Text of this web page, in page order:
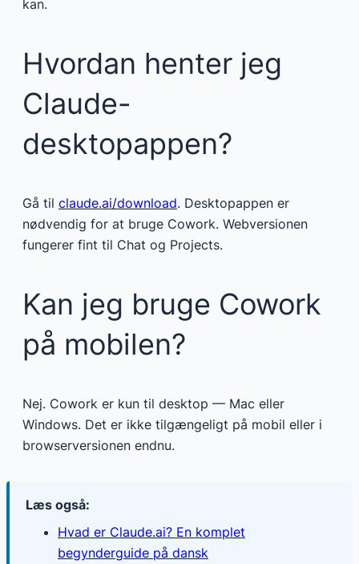
kan.
Hvordan henter jeg
Claude-
desktopappen?
Gå til claude.ai/download. Desktopappen er
nødvendig for at bruge Cowork. Webversionen
fungerer fint til Chat og Projects.
Kan jeg bruge Cowork
på mobilen?
Nej. Cowork er kun til desktop — Mac eller
Windows. Det er ikke tilgængeligt på mobil eller i
browserversionen endnu.
Læs også:
Hvad er Claude.ai? En komplet
begynderguide på dansk